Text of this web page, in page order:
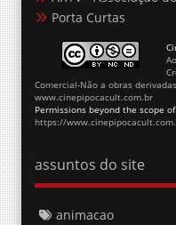
Porta Curtas
Comercial-Não a obras
www.cinepipocacult.com.br
Permissions beyond the scope
https://
assuntos do site
animacao